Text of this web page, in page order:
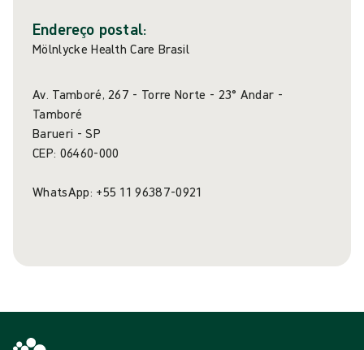
Endereço postal:
Mölnlycke Health Care Brasil
Av. Tamboré, 267 - Torre Norte - 23° Andar -
Tamboré
Barueri - SP
CEP: 06460-000
WhatsApp: +55 11 96387-0921